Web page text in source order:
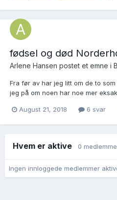
fødsel og død
Arlene Hansen postet et emne i
Fra før av har jeg litt om de to
jeg på om noen har noe mer
1791 Sissel Olsdatter (muligens
August 21, 2018 6 svar
Hvem er aktive 0
Ingen innloggede medlemmer